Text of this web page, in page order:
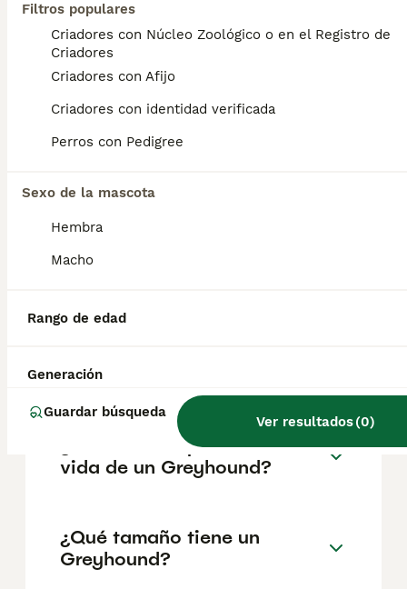
Filtros populares
Criadores con Núcleo Zoológico o en el Registro de
Criadores
Criadores con Afijo
Criadores con identidad verificada
Perros con Pedigree
Sexo de la mascota
Hembra
Macho
Rango de edad
Generación
Guardar búsqueda
Ver resultados(0)
¿Cuánto cuesta un cachorro
de Greyhound?
El coste medio de un cachorro de
Greyhound en España es de
aproximadamente 700€, aunque los precios
pueden variar según factores como el
¿Cómo es el carácter de
Greyhound?
Greyhound?
¿Cuál es la esperanza de
vida de un Greyhound?
¿Qué tamaño tiene un
Greyhound?